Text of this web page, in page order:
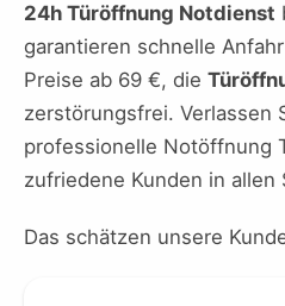
24h Türöffnung Notdienst
garantieren schnelle
Preise ab 69 €, die
zerstörungsfrei. Verlassen
professionelle Notöffnung
zufriedene Kunden in allen
Das schätzen unsere